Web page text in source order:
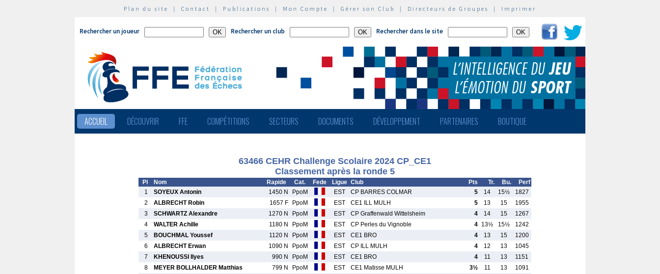
Plan du site | Contact | Publications | Mon Compte | Gérer son Club | Directeurs de Groupes | Imprimer
Rechercher un joueur Rechercher un club Rechercher dans le site
ACCUEIL DÉCOUVRIR FFE COMPÉTITIONS SECTEURS DOCUMENTS DÉVELOPPEMENT PARTENAIRES BOUTIQUE
63466 CEHR Challenge Scolaire 2024 CP_CE1
Classement après la ronde 5
Pl Nom Rapide Cat. Fede Ligue Club Pts Tr. Bu.
Perf
1
SOYEUX Antonin 1450 N PpoM EST CP BARRES COLMAR 5 14 15½
1827
2
ALBRECHT Robin 1657 F PpoM EST CE1 ILL MULH 5 13 15
1955
3
SCHWARTZ Alexandre 1270 N PpoM EST CP Graffenwald Wittelsheim 4 14 15
1267
4
WALTER Achille 1180 N PpoM EST CP Perles du Vignoble 4 13½ 15½
1242
5
BOUCHMAL Youssef 1120 N PpoM EST CE1 BRO 4 13 15
1200
6
ALBRECHT Erwan 1090 N PpoM EST CP ILL MULH 4 12 13
1045
7
KHENOUSSI Ilyes 990 N PpoM EST CE1 BRO 4 11 13
1151
8
MEYER BOLLHALDER Matthias 799 N PpoM EST CE1 Matisse MULH 3½ 11 13
1091